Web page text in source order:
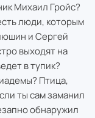
Михаил Гройс?
люди, которым
и Сергей
выходят на
в тупик?
Птица,
ты сам заманил
обнаружил